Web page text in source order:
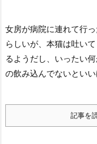
女房が病院に連れて行
らしいが、本猫は吐い
るようだし、いったい
の飲み込んでないといい
記事を